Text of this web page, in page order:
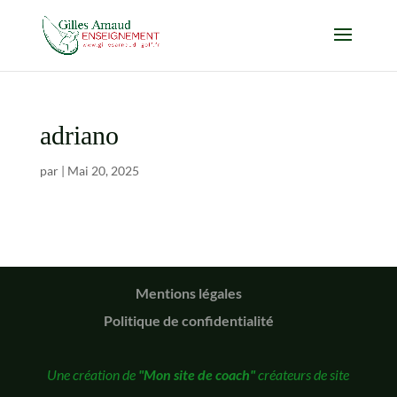
adriano
par | Mai 20, 2025
Mentions légales
Politique de confidentialité
Une création de "Mon site de coach"créateurs de site